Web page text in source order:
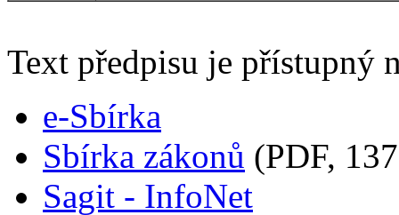
Text předpisu je přístupný
e-Sbírka
Sbírka zákonů (PDF,
Sagit - InfoNet